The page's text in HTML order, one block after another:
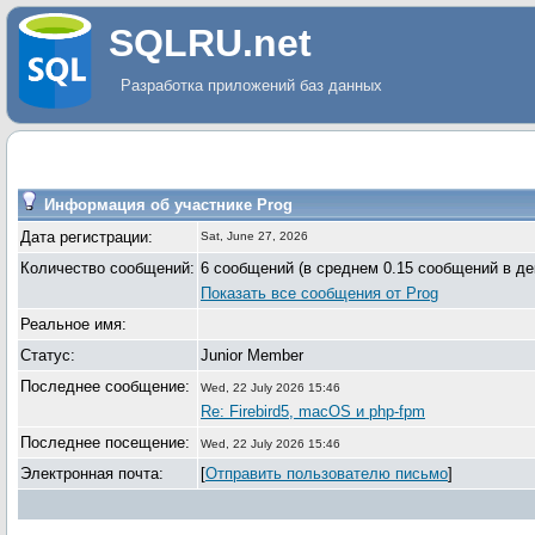
SQLRU.net
Разработка приложений баз данных
Информация об участнике Prog
Дата регистрации:
Sat, June 27, 2026
Количество сообщений: 6 сообщений (в среднем 0.15 сообщений в
Показать все сообщения от Prog
Реальное имя:
Статус:
Junior Member
Последнее сообщение:
Wed, 22 July 2026 15:46
Re: Firebird5, macOS и php-fpm
Последнее посещение:
Wed, 22 July 2026 15:46
Электронная почта: [Отправить пользователю письмо]